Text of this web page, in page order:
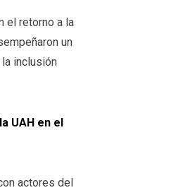
el retorno a la
un
inclusión
UAH en el
actores del